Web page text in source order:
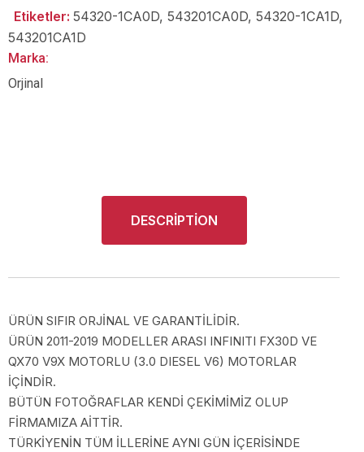
Etiketler: 54320-1CA0D, 543201CA0D, 54320-1CA1D,
543201CA1D
Marka:
Orjinal
DESCRIPTION
ÜRÜN SIFIR ORJİNAL VE GARANTİLİDİR.
ÜRÜN 2011-2019 MODELLER ARASI INFINITI FX30D VE
QX70 V9X MOTORLU (3.0 DIESEL V6) MOTORLAR
İÇİNDİR.
BÜTÜN FOTOĞRAFLAR KENDİ ÇEKİMİMİZ OLUP
FİRMAMIZA AİTTİR.
TÜRKİYENİN TÜM İLLERİNE AYNI GÜN İÇERİSİNDE